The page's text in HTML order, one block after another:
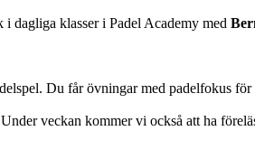
dagliga klasser i Padel Academy med
Du får övningar med padelfokus
veckan kommer vi också att ha